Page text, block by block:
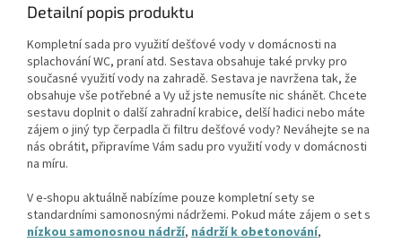
Detailní popis produktu
Kompletní sada pro využití dešťové vody v domácnosti na
splachování WC, praní atd. Sestava obsahuje také prvky pro
současné využití vody na zahradě. Sestava je navržena tak, že
obsahuje vše potřebné a Vy už jste nemusíte nic shánět. Chcete
sestavu doplnit o další zahradní krabice, delší hadici nebo máte
zájem o jiný typ čerpadla či filtru dešťové vody? Neváhejte se na
nás obrátit, připravíme Vám sadu pro využití vody v domácnosti
na míru.
V e-shopu aktuálně nabízíme pouze kompletní sety se
standardními samonosnými nádržemi. Pokud máte zájem o set s
nízkou samonosnou nádrží, nádrží k obetonování,